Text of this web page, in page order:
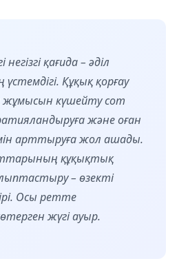
қағида – әділ
үстемдігі. Құқық қорғау
күшейту сот
және оған
арттыруға жол ашады.
құқықтық
– өзекті
Осы ретте
жүгі ауыр.